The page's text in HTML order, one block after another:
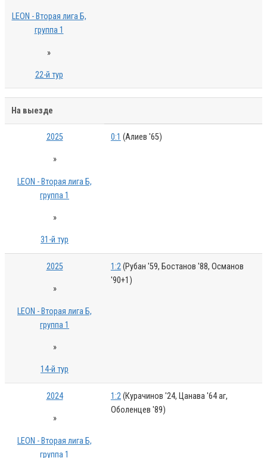
LEON - Вторая лига Б,
группа 1
»
22-й тур
На выезде
2025
»
LEON - Вторая лига Б,
группа 1
»
31-й тур
0:1 (Алиев '65)
2025
»
LEON - Вторая лига Б,
группа 1
»
14-й тур
1:2(Рубан '59, Бостанов '88, Османов
'90+1)
2024
»
LEON - Вторая лига Б,
группа 1
1:2(Курачинов '24, Цанава '64 аг,
Оболенцев '89)